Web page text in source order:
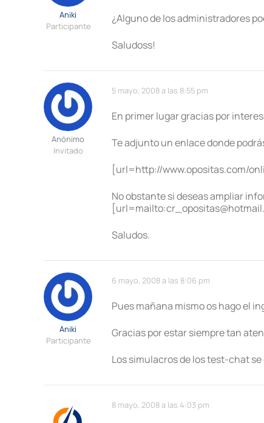
Aniki
Participante
¿Alguno de los administradores
Saludoss!
5 mayo, 2008 a las 8:55 pm
Anónimo
Invitado
En primer lugar gracias por
Te adjunto un enlace donde
[url=http://www.opositas.com/
No obstante si deseas ampliar
Saludos.
6 mayo, 2008 a las 8:06 pm
Aniki
Participante
Pues mañana mismo os hago el
Gracias por estar siempre tan
Los simulacros de los test-chat
8 mayo, 2008 a las 4:03 pm